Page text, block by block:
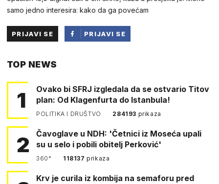
samo jedno interesira: kako da ga povećam
PRIJAVI SE
PRIJAVI SE
TOP NEWS
1
Ovako bi SFRJ izgledala da se ostvario Titov
plan: Od Klagenfurta do Istanbula!
POLITIKA I DRUŠTVO 284193 prikaza
2
Čavoglave u NDH: 'Četnici iz Moseća upali
su u selo i pobili obitelj Perković'
360° 118137prikaza
Krv je curila iz kombija na semaforu pred